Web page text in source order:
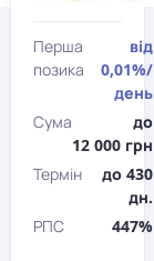
Перша
позика
від
0,01%/
день
Сума
до
12 000 грн
Термін
до 430
дн.
РПС
447%